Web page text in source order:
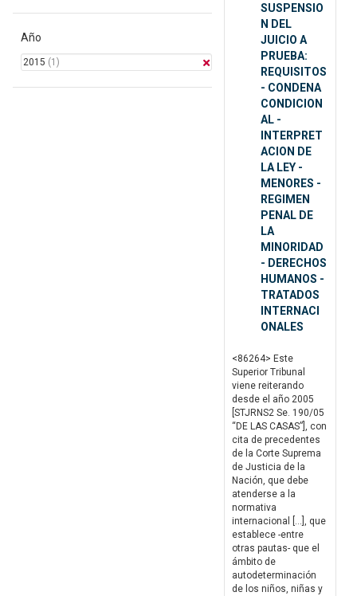
Año
2015 (1)
SUSPENSIO
N DEL
JUICIO A
PRUEBA:
REQUISITOS
- CONDENA
CONDICION
AL -
INTERPRET
ACION DE
LA LEY -
MENORES -
REGIMEN
PENAL DE
LA
MINORIDAD
- DERECHOS
HUMANOS -
TRATADOS
INTERNACI
ONALES
<86264> Este
Superior Tribunal
viene reiterando
desde el año 2005
[STJRNS2 Se. 190/05
“DE LAS CASAS”], con
cita de precedentes
de la Corte Suprema
de Justicia de la
Nación, que debe
atenderse a la
normativa
internacional […], que
establece -entre
otras pautas- que el
ámbito de
autodeterminación
de los niños, niñas y